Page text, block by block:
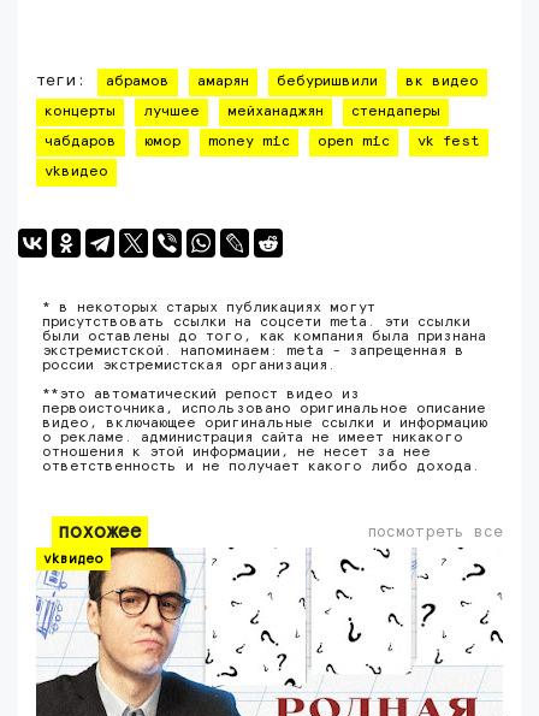
теги: абрамов амарян бебуришвили вк видео
концерты лучшее мейханаджян стендаперы
чабдаров юмор money mic open mic vk fest
vkвидео
* в некоторых старых публикациях могут
присутствовать ссылки на соцсети meta. эти ссылки
были оставлены до того, как компания была признана
экстремистской. напоминаем: meta - запрещенная в
россии экстремистская организация.
**это автоматический репост видео из
первоисточника, использовано оригинальное описание
видео, включающее оригинальные ссылки и информацию
о рекламе. администрация сайта не имеет никакого
отношения к этой информации, не несет за нее
ответственность и не получает какого либо дохода.
похожее посмотреть все
vkвидео